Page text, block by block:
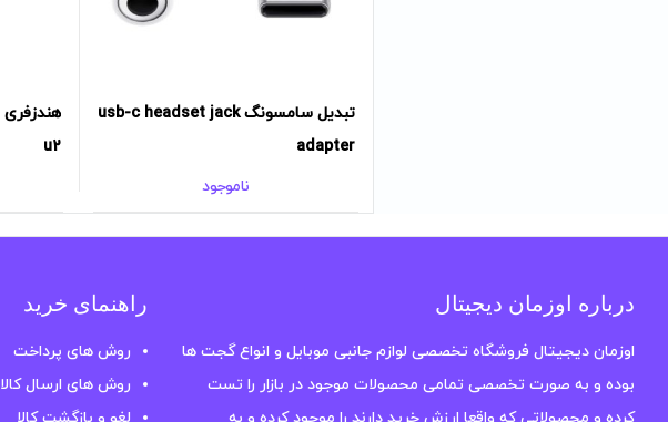
تبدیل سامسونگ usb-c headset jack
adapter
ناموجود
u2
درباره اوزمان دیجیتال
اوزمان دیجیتال فروشگاه تخصصی لوازم جانبی موبایل و انواع گجت ها
بوده و به صورت تخصصی تمامی محصولات موجود در بازار را تست
راهنمای خرید
روش های پرداخت
روش های ارسال کالا